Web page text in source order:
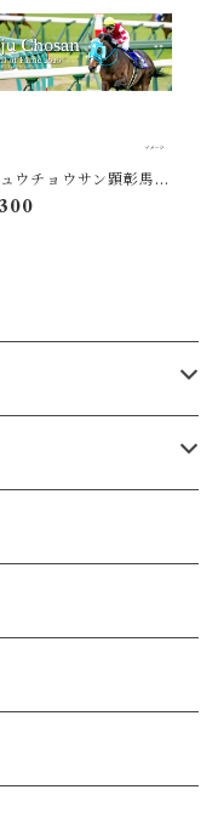
ウチョウサン顕彰馬記
イスタオル